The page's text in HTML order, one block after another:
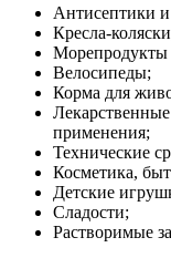
Антисептики
Кресла-
Морепродукты
Велосипеды;
Корма для
применения;
Технические
Косметика,
Детские
Сладости;
Растворимые